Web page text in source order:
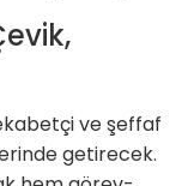
ve şeffaf
getirecek.